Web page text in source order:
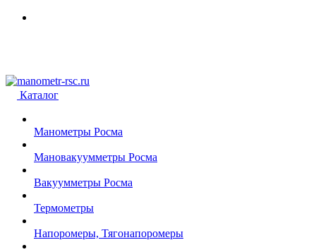
Каталог
Манометры Росма
Мановакуумметры Росма
Вакуумметры Росма
Термометры
Напоромеры, Тягонапоромеры